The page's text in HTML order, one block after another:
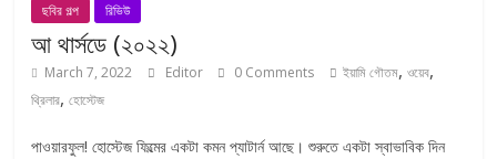
ছবির গল্প রিভিউ
আ থার্সডে (২০২২)
March 7, 2022 Editor 0 Comments ইয়ামি গৌতম,ওয়েব,
থ্রিলার,হোস্টেজ
পাওয়ারফুল! হোস্টেজ ফিল্মের একটা কমন প্যাটার্ন আছে। শুরুতে একটা স্বাভাবিক দিন